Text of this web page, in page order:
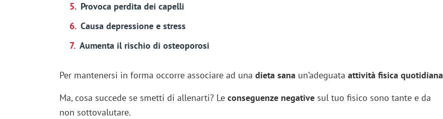
Provoca perdita dei capelli
Causa depressione e stress
Aumenta il rischio di osteoporosi
Per mantenersi in forma occorre associare ad una dieta sana un’adeguata attività fisica quotidiana
Ma, cosa succede se smetti di allenarti? Le conseguenze negativesul tuo fisico sono tante e da
non sottovalutare.